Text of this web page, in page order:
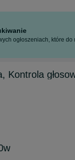
ogłoszeniach, które
Kontrola